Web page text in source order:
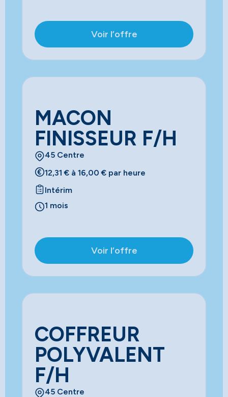
Voir l’offre
MACON
FINISSEUR F/H
45 Centre
12,31 € à 16,00 € par heure
Intérim
1 mois
Voir l’offre
COFFREUR
POLYVALENT
F/H
45 Centre